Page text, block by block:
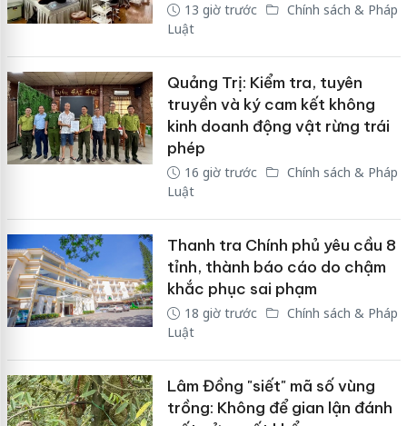
13 giờ trước
Chính sách & Pháp
Luật
Quảng Trị: Kiểm tra, tuyên
truyền và ký cam kết không
kinh doanh động vật rừng trái
phép
16 giờ trước
Chính sách & Pháp
Luật
Thanh tra Chính phủ yêu cầu 8
tỉnh, thành báo cáo do chậm
khắc phục sai phạm
18 giờ trước
Chính sách & Pháp
Luật
Lâm Đồng "siết" mã số vùng
trồng: Không để gian lận đánh